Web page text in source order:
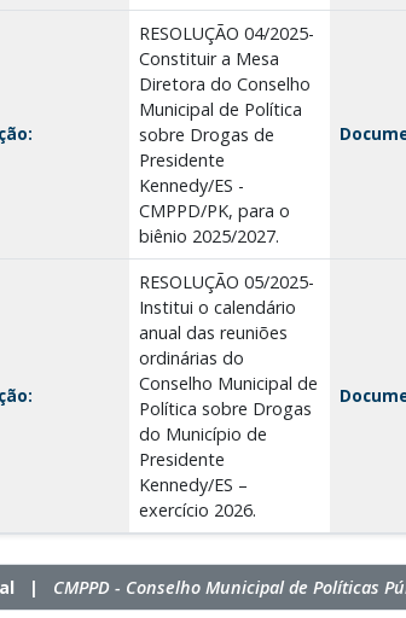
RESOLUÇÃO 04/2025-
Constituir a Mesa
Diretora do Conselho
Municipal de Política
sobre Drogas de
Presidente
Kennedy/ES -
CMPPD/PK, para o
biênio 2025/2027.
RESOLUÇÃO 05/2025-
Institui o calendário
anual das reuniões
ordinárias do
Conselho Municipal de
Política sobre Drogas
do Município de
Presidente
Kennedy/ES –
exercício 2026.
| CMPPD - Conselho Municipal de Políticas